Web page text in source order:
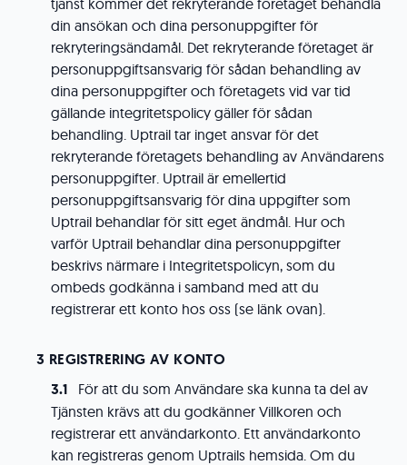
tjänst kommer det rekryterande företaget behandla
din ansökan och dina personuppgifter för
rekryteringsändamål. Det rekryterande företaget är
personuppgiftsansvarig för sådan behandling av
dina personuppgifter och företagets vid var tid
gällande integritetspolicy gäller för sådan
behandling. Uptrail tar inget ansvar för det
rekryterande företagets behandling av Användarens
personuppgifter. Uptrail är emellertid
personuppgiftsansvarig för dina uppgifter som
Uptrail behandlar för sitt eget ändmål. Hur och
varför Uptrail behandlar dina personuppgifter
beskrivs närmare i Integritetspolicyn, som du
ombeds godkänna i samband med att du
registrerar ett konto hos oss (se länk ovan).
REGISTRERING AV KONTO
För att du som Användare ska kunna ta del av
Tjänsten krävs att du godkänner Villkoren och
registrerar ett användarkonto. Ett användarkonto
kan registreras genom Uptrails hemsida. Om du